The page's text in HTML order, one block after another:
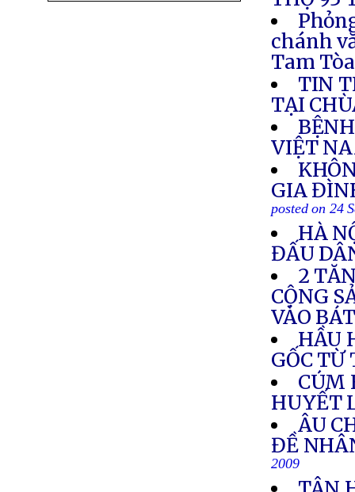
chánh
Tam Tòa
TIN
TẠI
VIỆT
GIA
posted on 24
HÀ
ĐẤU
2
CỘNG
VÀO
HẦU
GỐC TỪ
CÚM
HUYẾT
ÂU
ĐỀ
2009